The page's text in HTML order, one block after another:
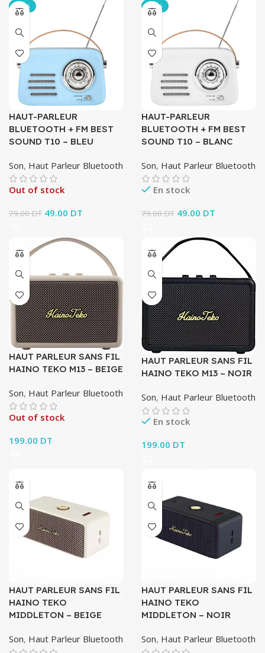
49.00 DT.
-38%
HAUT-PARLEUR
BLUETOOTH + FM BEST
SOUND T10 – BLEU
Son, Haut Parleur Bluetooth
Out of stock
79.00DT Le prix initial était :
49.00 DT
49.00 DT.
-38%
HAUT-PARLEUR
BLUETOOTH + FM BEST
SOUND T10 – BLANC
Son, Haut Parleur Bluetooth
En stock
79.00DT Le prix initial était :
49.00 DT
est :
49.00 DT.
HAUT PARLEUR SANS FIL
HAINO TEKO M13 – BEIGE
Son, Haut Parleur Bluetooth
Out of stock
199.00 DT
HAUT PARLEUR SANS FIL
HAINO TEKO M13 – NOIR
Son, Haut Parleur Bluetooth
En stock
199.00 DT
HAUT PARLEUR SANS FIL
HAINO TEKO
MIDDLETON – BEIGE
Son, Haut Parleur Bluetooth
HAUT PARLEUR SANS FIL
HAINO TEKO
MIDDLETON – NOIR
Son, Haut Parleur Bluetooth